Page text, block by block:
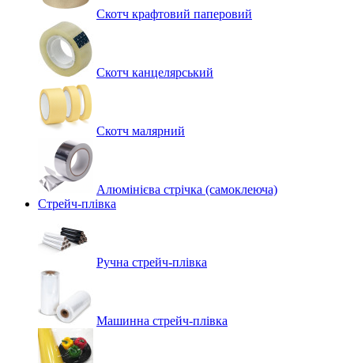
Скотч крафтовий паперовий
Скотч канцелярський
Скотч малярний
Алюмінієва стрічка (самоклеюча)
Стрейч-плівка
Ручна стрейч-плівка
Машинна стрейч‑плівка